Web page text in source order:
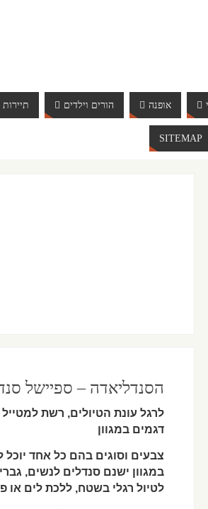
אופנה הורים וילדים תיירות
SITEMAP
הסנדליאדה – ספיישל
לרגל עונת הטיולים, רשת
דגמים במגוון
צבעים וסוגים בהם כל אחד יוכל
במגוון ישנם סנדלים לנשים,
לטיול רגלי בשטח, ללכת לים או